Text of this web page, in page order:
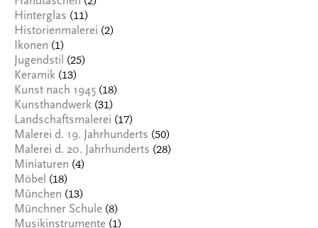
Hinterglas (11)
Historienmalerei (2)
Ikonen (1)
Jugendstil (25)
Keramik (13)
Kunst nach 1945 (18)
Kunsthandwerk (31)
Landschaftsmalerei (17)
Malerei d. 19. Jahrhunderts (50)
Malerei d. 20. Jahrhunderts (28)
Miniaturen (4)
Möbel (18)
München (13)
Münchner Schule (8)
Musikinstrumente (1)